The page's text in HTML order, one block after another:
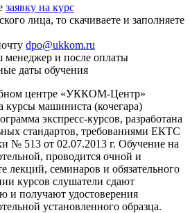
заявку на курс
лица, то скачиваете и заполняете
dpo@ukkom.ru
менеджер и после оплаты
даты обучения
центре «УККОМ-Центр»
курсы машиниста (кочегара)
экспресс-курсов, разработана
стандартов, требованиями ЕКТС
№ 513 от 02.07.2013 г. Обучение на
проводится очной и
лекций, семинаров и обязательного
курсов слушатели сдают
и получают удостоверения
установленного образца.